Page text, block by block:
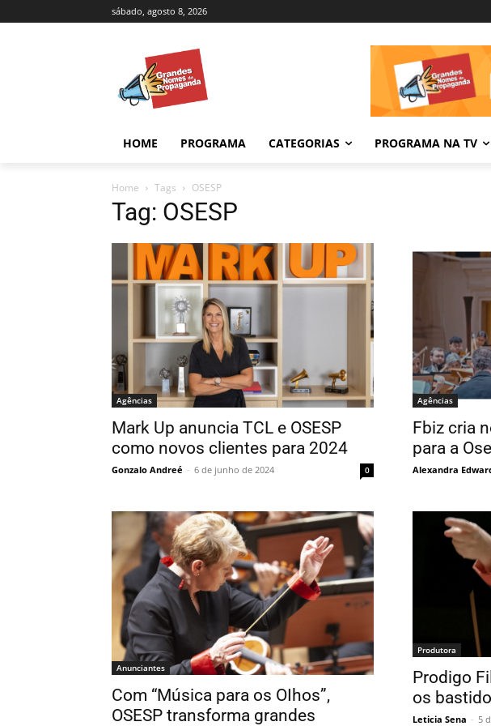
sábado, agosto 8, 2026
HOME PROGRAMA CATEGORIAS PROGRAMA NA TV
Home Tags OSESP
Tag: OSESP
Agências
Mark Up anuncia TCL e OSESP
como novos clientes para 2024
Gonzalo Andreé - 6 de junho de 2024 0
Agências
Fbiz cria
para a
Alexandra
Anunciantes
Com “Música para os OIhos”,
OSESP transforma grandes
Produtora
Prodigo
os
Leticia Sena - 5